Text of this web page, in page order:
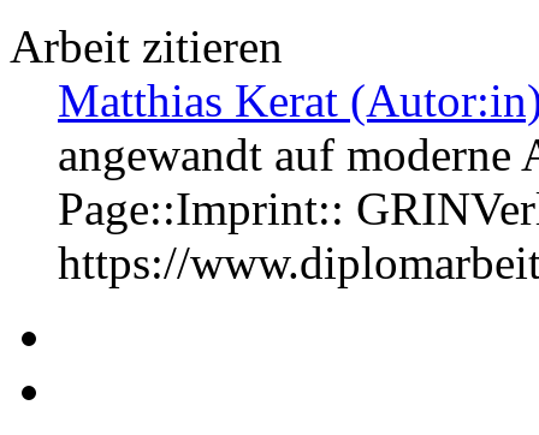
Arbeit zitieren
Matthias Kerat
angewandt auf
Page::Imprint::
https://